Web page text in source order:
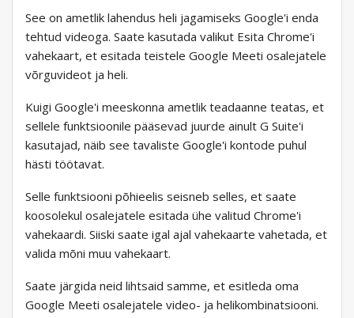
See on ametlik lahendus heli jagamiseks Google'i enda
tehtud videoga. Saate kasutada valikut Esita Chrome'i
vahekaart, et esitada teistele Google Meeti osalejatele
võrguvideot ja heli.
Kuigi Google'i meeskonna ametlik teadaanne teatas, et
sellele funktsioonile pääsevad juurde ainult G Suite'i
kasutajad, näib see tavaliste Google'i kontode puhul
hästi töötavat.
Selle funktsiooni põhieelis seisneb selles, et saate
koosolekul osalejatele esitada ühe valitud Chrome'i
vahekaardi. Siiski saate igal ajal vahekaarte vahetada, et
valida mõni muu vahekaart.
Saate järgida neid lihtsaid samme, et esitleda oma
Google Meeti osalejatele video- ja helikombinatsiooni.